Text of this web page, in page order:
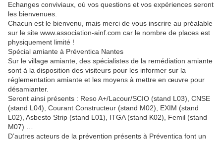
Echanges conviviaux, où vos questions et vos expériences seront
les bienvenues.
Chacun est le bienvenu, mais merci de vous inscrire au préalable
sur le site www.association-ainf.com car le nombre de places est
physiquement limité !
Spécial amiante à Préventica Nantes
Sur le village amiante, des spécialistes de la remédiation amiante
sont à la disposition des visiteurs pour les informer sur la
réglementation amiante et les moyens à mettre en œuvre pour
désamianter.
Seront ainsi présents : Reso A+/Lacour/SCIO (stand L03), CNSE
(stand L04), Courant Constructeur (stand M02), EXIM (stand
L02), Asbesto Strip (stand L01), ITGA (stand K02), Femil (stand
M07) …
D’autres acteurs de la prévention présents à Préventica font un